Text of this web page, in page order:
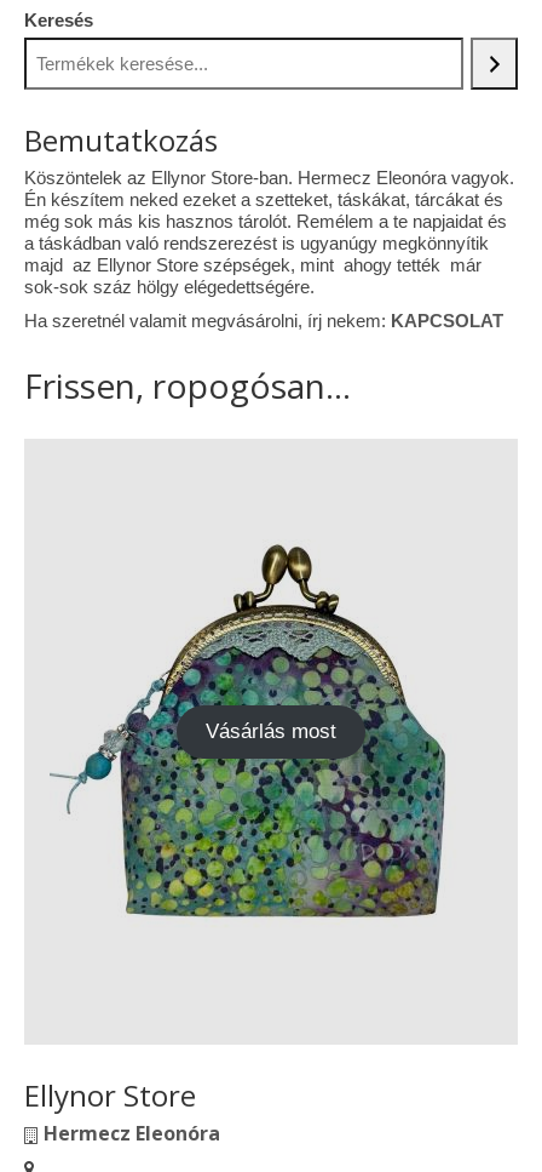
Keresés
Bemutatkozás
Köszöntelek az Ellynor Store-ban. Hermecz Eleonóra vagyok.
Én készítem neked ezeket a szetteket, táskákat, tárcákat és
még sok más kis hasznos tárolót. Remélem a te napjaidat és
a táskádban való rendszerezést is ugyanúgy megkönnyítik
majd az Ellynor Store szépségek, mint ahogy tették már
sok-sok száz hölgy elégedettségére.
Ha szeretnél valamit megvásárolni, írj nekem: KAPCSOLAT
Frissen, ropogósan...
Vásárlás most
Ellynor Store
Hermecz Eleonóra